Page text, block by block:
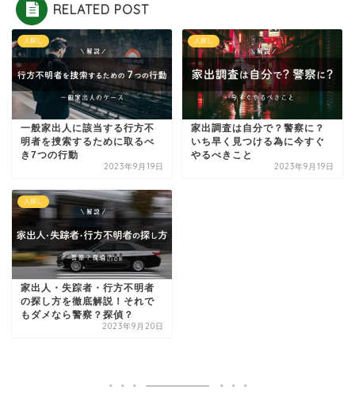
RELATED POST
人探し
一般家出人に該当する行方不
明者を捜索するために取るべ
き7つの行動
2023年9月19日
人探し
家出調査は自分で？警察に？
いち早く見つける為に今すぐ
やるべきこと
2023年9月19日
人探し
家出人・失踪者・行方不明者
の探し方を徹底解説！それで
もダメなら警察？探偵？
2023年9月20日